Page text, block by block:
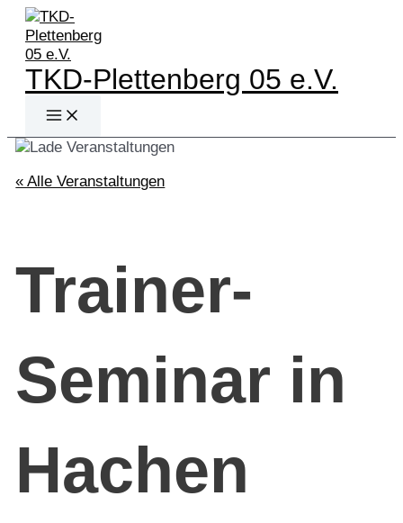
Zum
Inhalt
springen
TKD-Plettenberg 05 e.V.
Main
Menu
« Alle Veranstaltungen
Trainer-
Seminar in
Hachen